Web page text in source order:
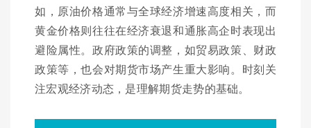
如，原油价格通常与全球经济增速高度相关，而
黄金价格则往往在经济衰退和通胀高企时表现出
避险属性。政府政策的调整，如贸易政策、财政
政策等，也会对期货市场产生重大影响。时刻关
注宏观经济动态，是理解期货走势的基础。